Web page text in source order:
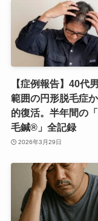
【症例報告】40代
範囲の円形脱毛症
的復活。半年間の
毛鍼®」全記録
2026年3月29日